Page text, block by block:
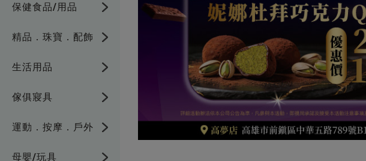
保健食品/用品
精品．珠寶．配飾
生活用品
傢俱寢具
運動．按摩．戶外
母嬰/玩具